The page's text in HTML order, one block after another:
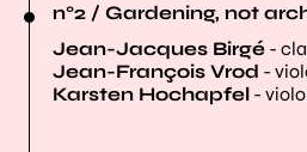
n°2 / Gardening, not
Jean-Jacques Birgé -
Jean-François Vrod -
Karsten Hochapfel -